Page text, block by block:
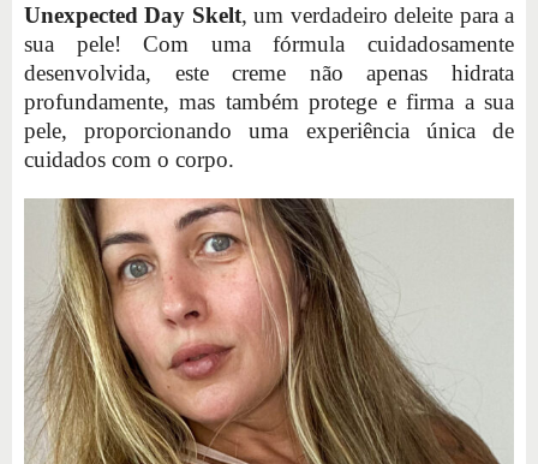
Unexpected Day Skelt, um verdadeiro deleite para a
sua pele! Com uma fórmula cuidadosamente
desenvolvida, este creme não apenas hidrata
profundamente, mas também protege e firma a sua
pele, proporcionando uma experiência única de
cuidados com o corpo.